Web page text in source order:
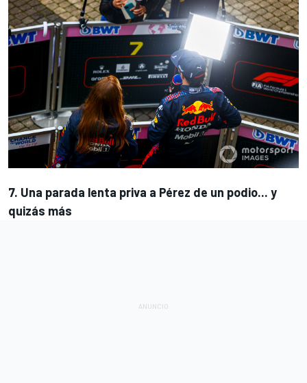
7. Una parada lenta priva a Pérez de un podio... y
quizás más